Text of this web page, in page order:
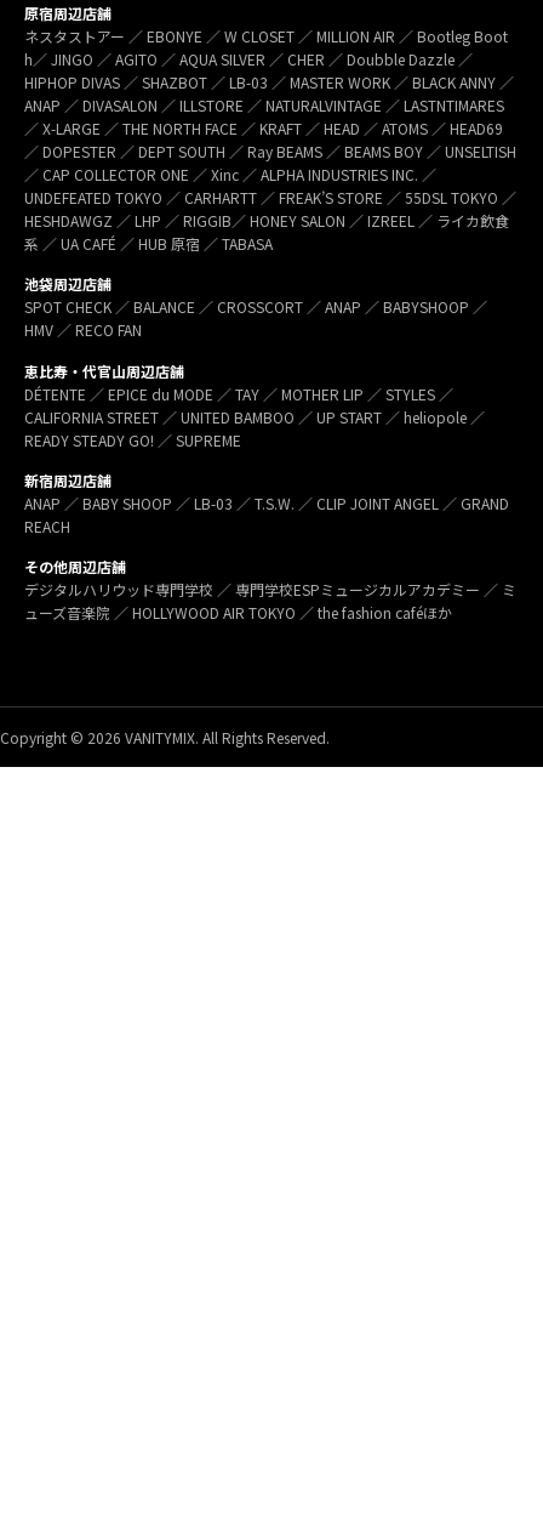
原宿周辺店舗
ネスタストアー ／ EBONYE ／ W CLOSET ／ MILLION AIR ／ Bootleg Boot
h／ JINGO ／ AGITO ／ AQUA SILVER ／ CHER ／ Doubble Dazzle ／
HIPHOP DIVAS ／ SHAZBOT ／ LB-03 ／ MASTER WORK ／ BLACK ANNY ／
ANAP ／ DIVASALON ／ ILLSTORE ／ NATURALVINTAGE ／ LASTNTIMARES
／ X-LARGE ／ THE NORTH FACE ／ KRAFT ／ HEAD ／ ATOMS ／ HEAD69
／ DOPESTER ／ DEPT SOUTH ／ Ray BEAMS ／ BEAMS BOY ／ UNSELTISH
／ CAP COLLECTOR ONE ／ Xinc ／ ALPHA INDUSTRIES INC. ／
UNDEFEATED TOKYO ／ CARHARTT ／ FREAK’S STORE ／ 55DSL TOKYO ／
HESHDAWGZ ／ LHP ／ RIGGIB／ HONEY SALON ／ IZREEL ／ ライカ飲食
系 ／ UA CAFÉ ／ HUB 原宿 ／ TABASA
池袋周辺店舗
SPOT CHECK ／ BALANCE ／ CROSSCORT ／ ANAP ／ BABYSHOOP ／
HMV ／ RECO FAN
恵比寿・代官山周辺店舗
DÉTENTE ／ EPICE du MODE ／ TAY ／ MOTHER LIP ／ STYLES ／
CALIFORNIA STREET ／ UNITED BAMBOO ／ UP START ／ heliopole ／
READY STEADY GO! ／ SUPREME
新宿周辺店舗
ANAP ／ BABY SHOOP ／ LB-03 ／ T.S.W. ／ CLIP JOINT ANGEL ／ GRAND
REACH
その他周辺店舗
デジタルハリウッド専門学校 ／ 専門学校ESPミュージカルアカデミー ／ ミ
ューズ音楽院 ／ HOLLYWOOD AIR TOKYO ／ the fashion caféほか
Copyright © 2026 VANITYMIX. All Rights Reserved.